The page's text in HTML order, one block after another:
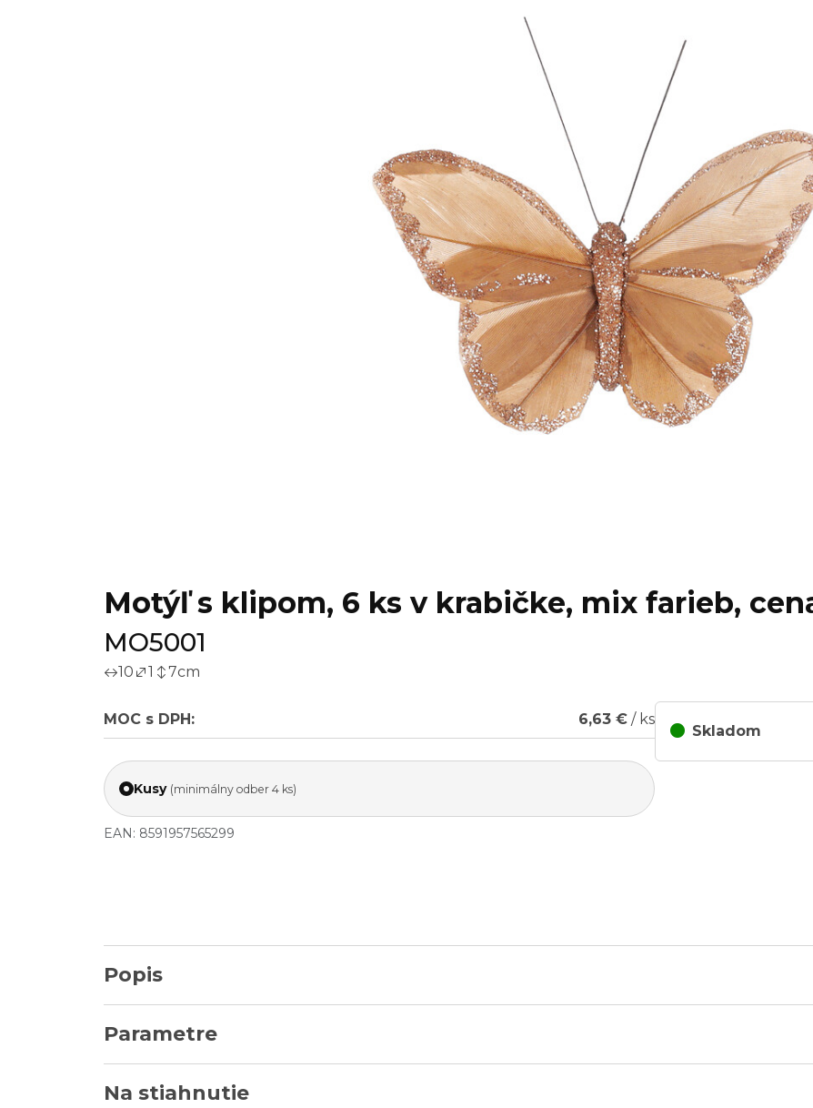
Motýľ s klipom, 6 ks v krabičke, mix farieb,
MO5001
10 1 7cm
MOC s DPH: 6,63 € / ks
Kusy (minimálny odber 4 ks)
EAN: 8591957565299
Skladom
Popis
Parametre
Na stiahnutie